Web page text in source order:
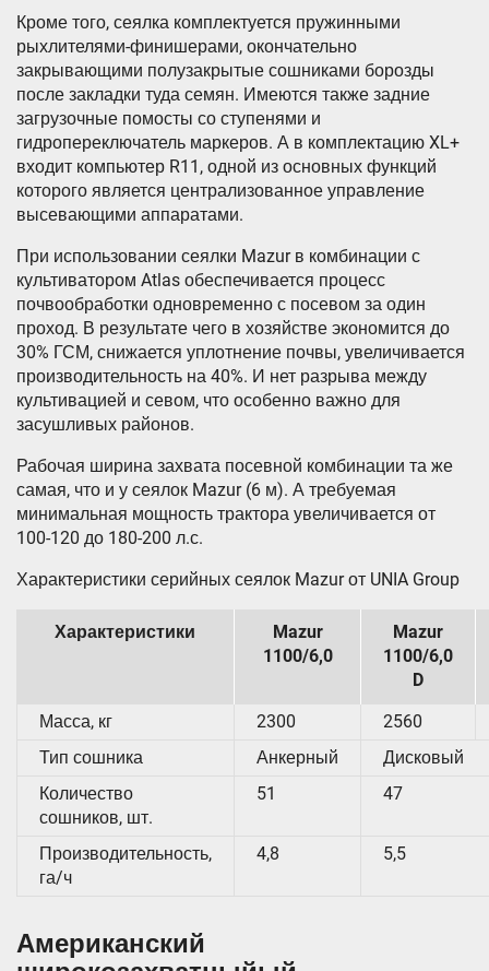
Кроме того, сеялка комплектуется пружинными
рыхлителями-финишерами, окончательно
закрывающими полузакрытые сошниками борозды
после закладки туда семян. Имеются также задние
загрузочные помосты со ступенями и
гидропереключатель маркеров. А в комплектацию XL+
входит компьютер R11, одной из основных функций
которого является централизованное управление
высевающими аппаратами.
При использовании сеялки Mazur в комбинации с
культиватором Atlas обеспечивается процесс
почвообработки одновременно с посевом за один
проход. В результате чего в хозяйстве экономится до
30% ГСМ, снижается уплотнение почвы, увеличивается
производительность на 40%. И нет разрыва между
культивацией и севом, что особенно важно для
засушливых районов.
Рабочая ширина захвата посевной комбинации та же
самая, что и у сеялок Mazur (6 м). А требуемая
минимальная мощность трактора увеличивается от
100-120 до 180-200 л.с.
Характеристики серийных сеялок Mazur от UNIA Group
Характеристики
Mazur
1100/6,0
Mazur
1100/6,0
D
Масса, кг
2300
2560
Тип сошника
Анкерный
Дисковый
Количество
сошников, шт.
51 47
Производительность,
га/ч
4,8 5,5
Американский